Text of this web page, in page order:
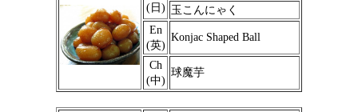
(日) 玉こんにゃく
En
(英)
Konjac Shaped Ball
Ch
(中)
球魔芋